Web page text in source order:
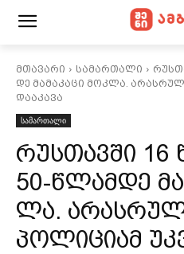
მთავარი სამართალი
დე მა­მა­კა­ცი მოკ­ლა.
და­ა­კა­ვა
სამართალი
რუს­თავ­ში 16
50-წლამ­დე
ლა.
პო­ლი­ცი­ამ